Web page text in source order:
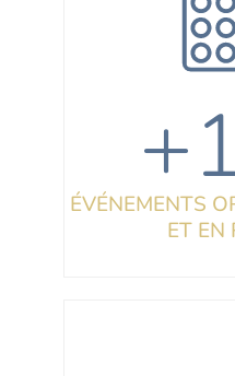
ÉVÉNEMENTS
ET EN